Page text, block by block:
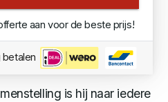
aan voor de beste prijs!
betalen
is hij naar iedere